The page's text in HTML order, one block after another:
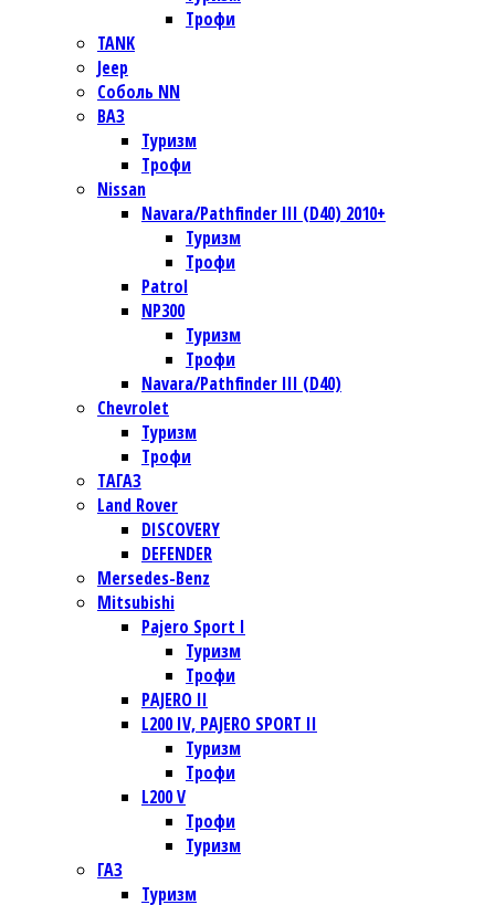
Трофи
TANK
Jeep
Соболь NN
ВАЗ
Туризм
Трофи
Nissan
Navara/Pathfinder III (D40) 2010+
Туризм
Трофи
Patrol
NP300
Туризм
Трофи
Navara/Pathfinder III (D40)
Chevrolet
Туризм
Трофи
TАГАЗ
Land Rover
DISCOVERY
DEFENDER
Mersedes-Benz
Mitsubishi
Pajero Sport I
Туризм
Трофи
PAJERO II
L200 IV, PAJERO SPORT II
Туризм
Трофи
L200 V
Трофи
Туризм
ГАЗ
Туризм